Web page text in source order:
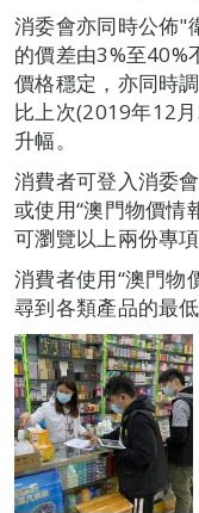
消委會亦同時公佈"
的價差由3%至40%
價格穩定，亦同時
比上次(2019年12
升幅。
消費者可登入消委
或使用“澳門物價情
可瀏覽以上兩份專
消費者使用“澳門物
尋到各類產品的最